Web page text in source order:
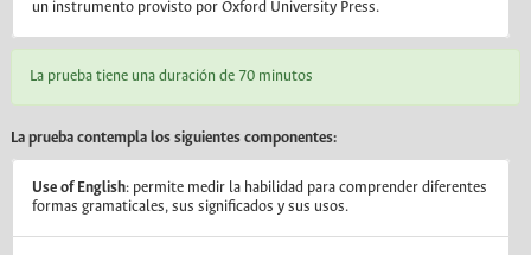
un instrumento provisto por Oxford University Press.
La prueba tiene una duración de 70 minutos
La prueba contempla los siguientes componentes:
Use of English: permite medir la habilidad para comprender diferentes
formas gramaticales, sus significados y sus usos.